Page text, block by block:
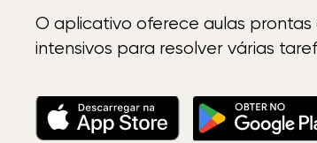
O aplicativo oferece aulas
intensivos para resolver várias